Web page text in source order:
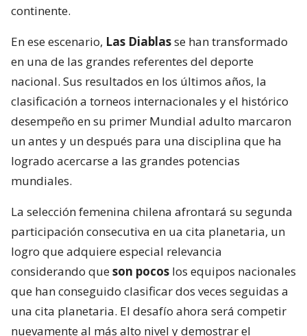
continente.
En ese escenario, Las Diablasse han transformado
en una de las grandes referentes del deporte
nacional. Sus resultados en los últimos años, la
clasificación a torneos internacionales y el histórico
desempeño en su primer Mundial adulto marcaron
un antes y un después para una disciplina que ha
logrado acercarse a las grandes potencias
mundiales.
La selección femenina chilena afrontará su segunda
participación consecutiva en ua cita planetaria, un
logro que adquiere especial relevancia
considerando queson pocos los equipos nacionales
que han conseguido clasificar dos veces seguidas a
una cita planetaria. El desafío ahora será competir
nuevamente al más alto nivel y demostrar el